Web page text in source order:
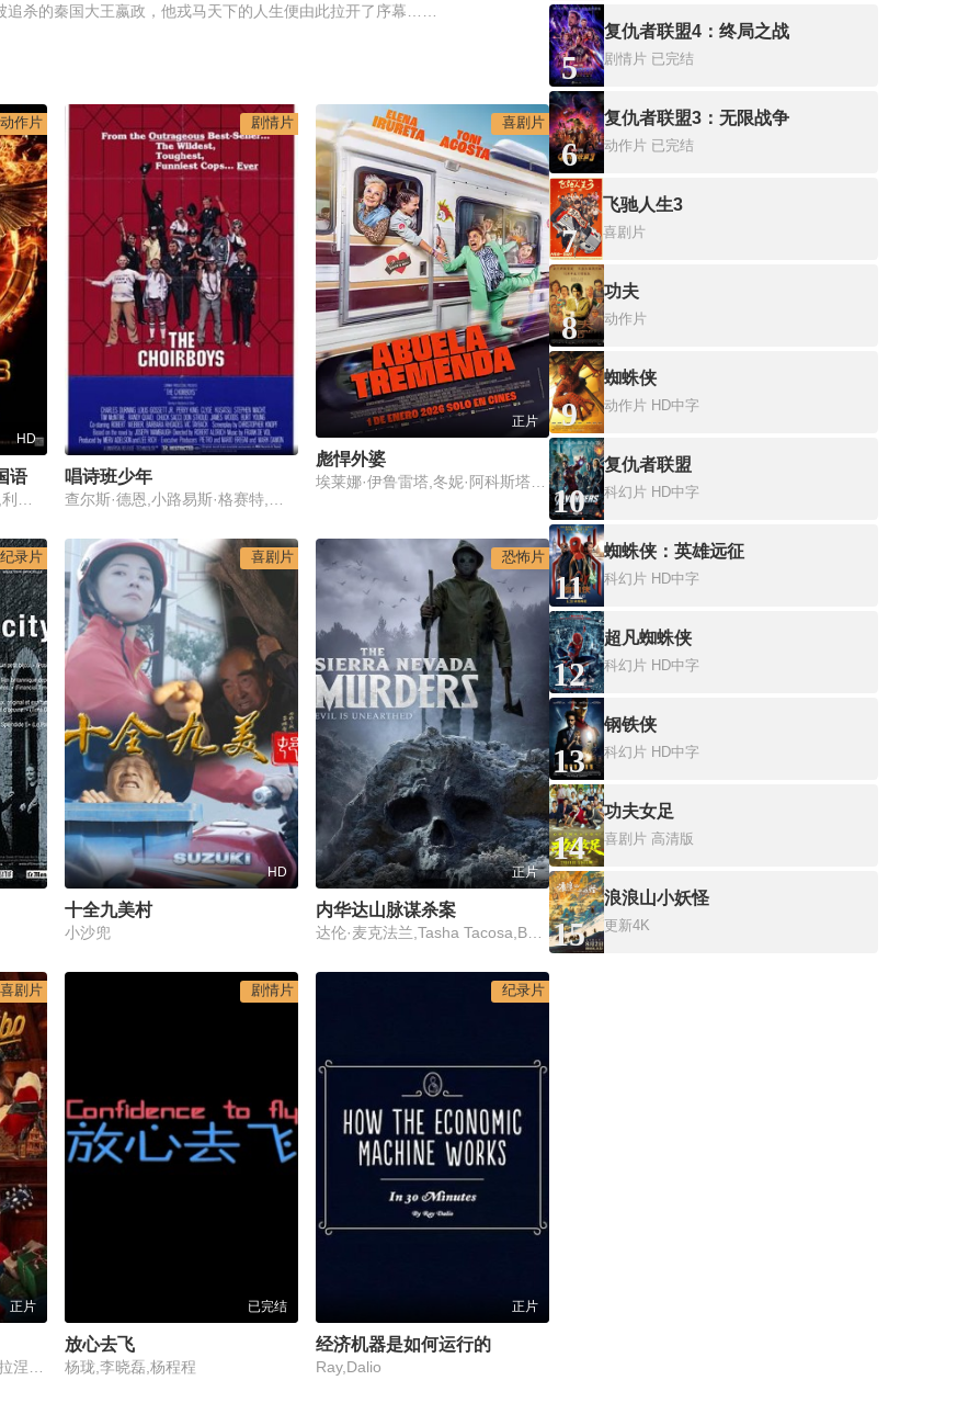
杀的秦国大王嬴政，他戎马天下的人生便由此拉开了序幕……
动作片
HD
语
剧情片
唱诗班少年
喜剧片
正片
彪悍外婆
纪录片 喜剧片
HD
十全九美村
小沙兜
恐怖片
正片
内华达山脉谋杀案
喜剧片
正片
剧情片
已完结
放心去飞
杨珑,李晓磊,杨程程
纪录片
正片
经济机器是如何运行的
Ray,Dalio
5
复仇者联盟4：终局之战
剧情片 已完结
6
复仇者联盟3：无限战争
动作片 已完结
7
飞驰人生3
喜剧片
8
功夫
动作片
9
蜘蛛侠
动作片 HD中字
10
复仇者联盟
科幻片 HD中字
11
蜘蛛侠：英雄远征
科幻片 HD中字
12
超凡蜘蛛侠
科幻片 HD中字
13
钢铁侠
科幻片 HD中字
14
功夫女足
喜剧片 高清版
15
浪浪山小妖怪
更新4K